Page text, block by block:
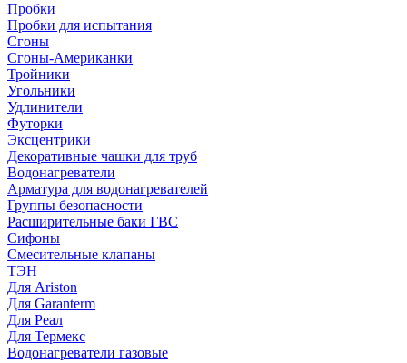
Пробки
Пробки для испытания
Сгоны
Сгоны-Американки
Тройники
Угольники
Удлинители
Футорки
Эксцентрики
Декоративные чашки для труб
Водонагреватели
Арматура для водонагревателей
Группы безопасности
Расширительные баки ГВС
Сифоны
Смесительные клапаны
ТЭН
Для Ariston
Для Garanterm
Для Реал
Для Термекс
Водонагреватели газовые